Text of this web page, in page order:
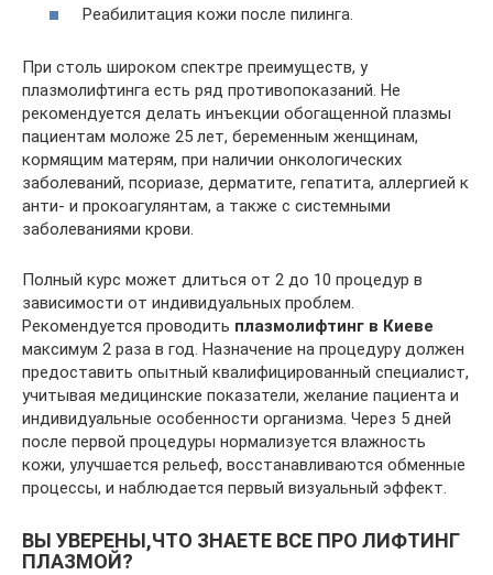
Реабилитация кожи после пилинга.
При столь широком спектре преимуществ, у
плазмолифтинга есть ряд противопоказаний. Не
рекомендуется делать инъекции обогащенной плазмы
пациентам моложе 25 лет, беременным женщинам,
кормящим матерям, при наличии онкологических
заболеваний, псориазе, дерматите, гепатита, аллергией к
анти- и прокоагулянтам, а также с системными
заболеваниями крови.
Полный курс может длиться от 2 до 10 процедур в
зависимости от индивидуальных проблем.
Рекомендуется проводить плазмолифтинг в Киеве
максимум 2 раза в год. Назначение на процедуру должен
предоставить опытный квалифицированный специалист,
учитывая медицинские показатели, желание пациента и
индивидуальные особенности организма. Через 5 дней
после первой процедуры нормализуется влажность
кожи, улучшается рельеф, восстанавливаются обменные
процессы, и наблюдается первый визуальный эффект.
ВЫ УВЕРЕНЫ,ЧТО ЗНАЕТЕ ВСЕ ПРО ЛИФТИНГ
ПЛАЗМОЙ?